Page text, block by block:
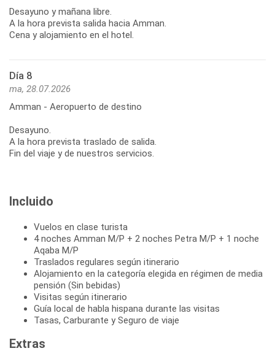
Desayuno y mañana libre.
A la hora prevista salida hacia Amman.
Cena y alojamiento en el hotel.
Día 8
ma, 28.07.2026
Amman - Aeropuerto de destino
Desayuno.
A la hora prevista traslado de salida.
Fin del viaje y de nuestros servicios.
Incluido
Vuelos en clase turista
4 noches Amman M/P + 2 noches Petra M/P + 1 noche
Aqaba M/P
Traslados regulares según itinerario
Alojamiento en la categoría elegida en régimen de media
pensión (Sin bebidas)
Visitas según itinerario
Guía local de habla hispana durante las visitas
Tasas, Carburante y Seguro de viaje
Extras